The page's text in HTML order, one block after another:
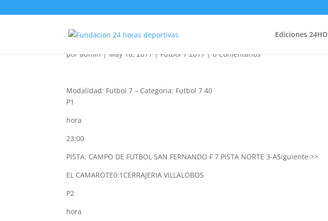
Ediciones 24HD
Futbol 7 40 2017
poradmin|May 18, 2017|Futbol 7 2017|0 Comentarios
Modalidad: Futbol 7 – Categoria: Futbol 7 40
P1
hora
23:00
PISTA: CAMPO DE FUTBOL SAN FERNANDO F 7 PISTA NORTE 3-ASiguiente >>
EL CAMAROTE0:1 CERRAJERIA VILLALOBOS
P2
hora